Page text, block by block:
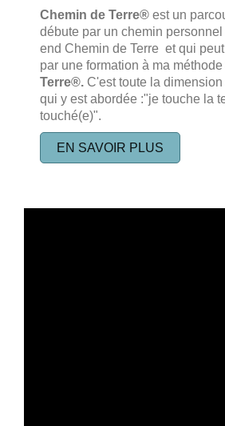
Chemin de Terre® est un
débute par un chemin
end Chemin de Terre et qui
par une formation à ma méthode
Terre®. C'est toute la dimension
qui y est abordée :"je touche la
touché(e)".
EN SAVOIR PLUS